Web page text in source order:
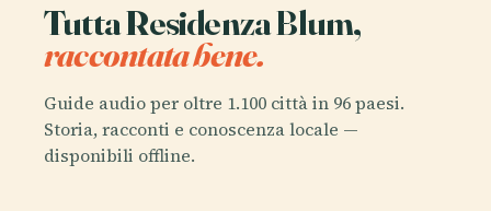
Tutta Residenza Blum,
raccontata bene.
Guide audio per oltre 1.100 città in 96 paesi.
Storia, racconti e conoscenza locale —
disponibili offline.